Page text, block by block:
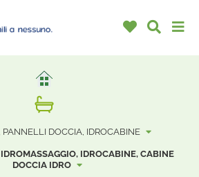
PANNELLI DOCCIA, IDROCABINE
IDROCABINE, CABINE
DOCCIA IDRO